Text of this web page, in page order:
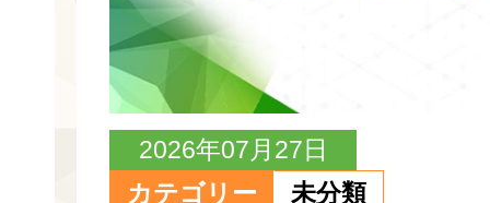
2026年07月27日
カテゴリー
未分類